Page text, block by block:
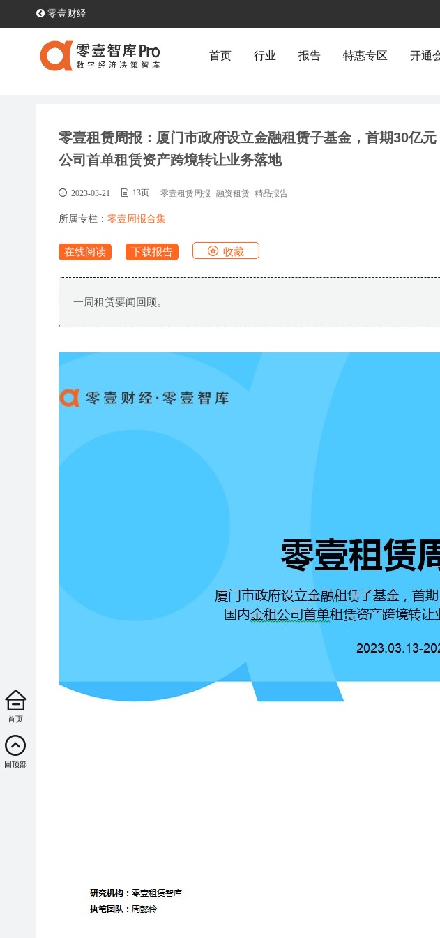
零壹财经
首页 行业 报告 特惠专区 开通
零壹租赁周报：厦门市政府设立金融租赁子基金，首期30亿元
公司首单租赁资产跨境转让业务落地
2023-03-21 13页 零壹租赁周报 融资租赁 精品报告
所属专栏： 零壹周报合集
在线阅读 下载报告 收藏
一周租赁要闻回顾。
首页
回顶部